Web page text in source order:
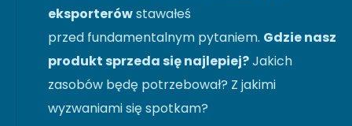
eksporterówstawałeś
przed fundamentalnym pytaniem. Gdzie nasz
produkt sprzeda się najlepiej?Jakich
zasobów będę potrzebował? Z jakimi
wyzwaniami się spotkam?